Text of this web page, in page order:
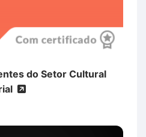
do Setor Cultural